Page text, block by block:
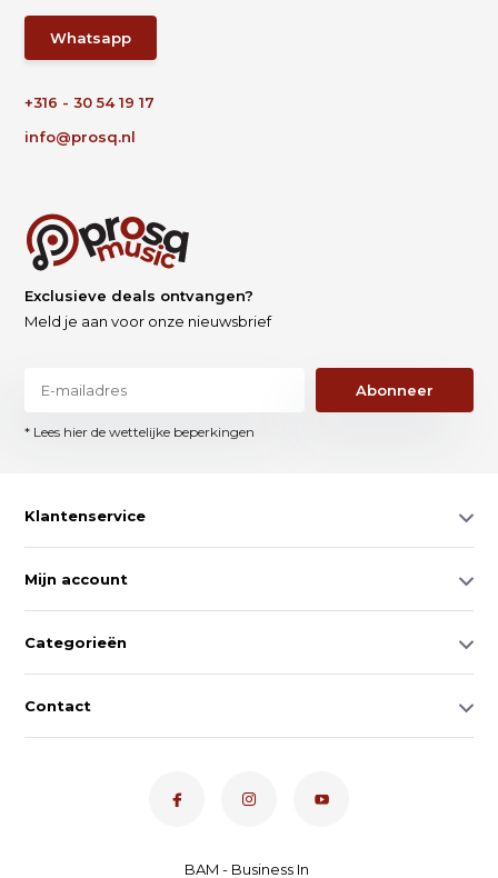
Whatsapp
+316 - 30 54 19 17
info@prosq.nl
Exclusieve deals ontvangen?
Meld je aan voor onze nieuwsbrief
Abonneer
* Lees hier de wettelijke beperkingen
Klantenservice
Mijn account
Categorieën
Contact